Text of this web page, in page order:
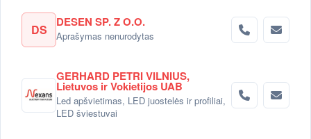
DS DESEN SP. Z O.O.
Aprašymas nenurodytas
GERHARD PETRI VILNIUS,
Lietuvos ir Vokietijos UAB
Led apšvietimas, LED juostelės ir profiliai,
LED šviestuvai